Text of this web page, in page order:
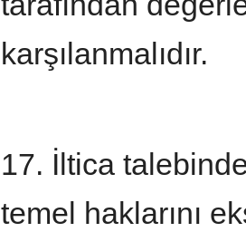
karşılanmalıdır.
17. İltica
temel haklarını